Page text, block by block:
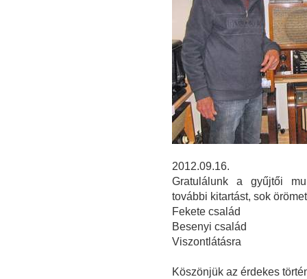
2012.09.16.
Gratulálunk a gyűjtői
további kitartást, sok
Fekete család
Besenyi család
Viszontlátásra
Köszönjük az érdekes